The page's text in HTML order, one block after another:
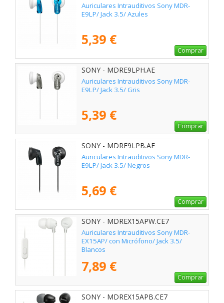
Auriculares Intrauditivos Sony MDR-
E9LP/ Jack 3.5/ Azules
5,39 €
Comprar
SONY - MDRE9LPH.AE
Auriculares Intrauditivos Sony MDR-
E9LP/ Jack 3.5/ Gris
5,39 €
Comprar
SONY - MDRE9LPB.AE
Auriculares Intrauditivos Sony MDR-
E9LP/ Jack 3.5/ Negros
5,69 €
Comprar
SONY - MDREX15APW.CE7
Auriculares Intrauditivos Sony MDR-
EX15AP/ con Micrófono/ Jack 3.5/
Blancos
7,89 €
Comprar
SONY - MDREX15APB.CE7